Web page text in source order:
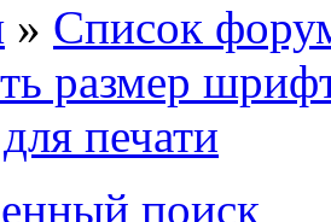
» Список
размер
печати
поиск